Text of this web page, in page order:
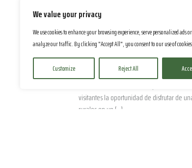
We value your privacy
We use cookies to enhance your browsing experience, serve personalized ads
analyze our traffic. By clicking "Accept All", you consent to our use of
Customize Reject All
CLAUDIA
ES TRENC
visitantes la oportunidad de disfrutar de
rurales en un […]